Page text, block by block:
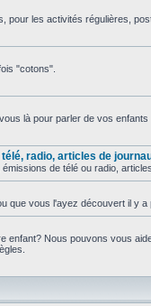
pour les activités régulières,
"cotons".
là pour parler de vos
radio, articles de
de télé ou radio,
que vous l'ayez découvert il y
enfant? Nous pouvons vous